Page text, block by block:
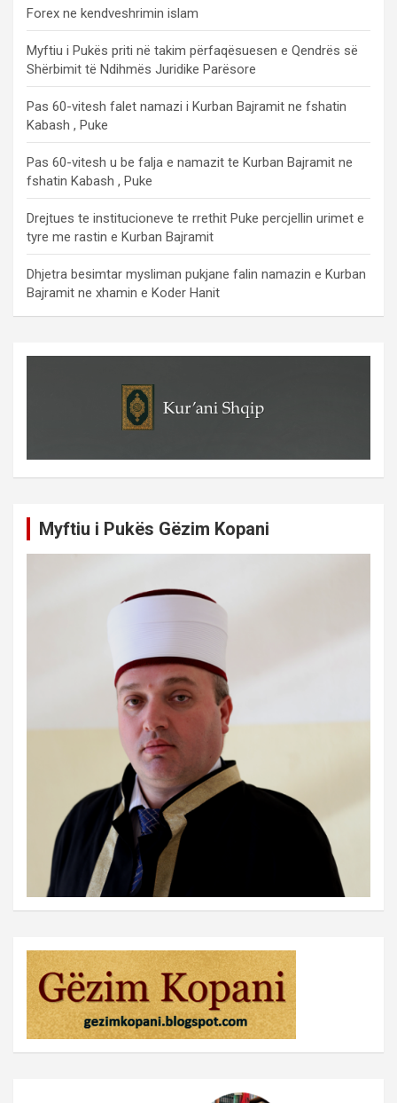
Forex ne kendveshrimin islam
Myftiu i Pukës priti në takim përfaqësuesen e Qendrës së
Shërbimit të Ndihmës Juridike Parësore
Pas 60-vitesh falet namazi i Kurban Bajramit ne fshatin
Kabash , Puke
Pas 60-vitesh u be falja e namazit te Kurban Bajramit ne
fshatin Kabash , Puke
Drejtues te institucioneve te rrethit Puke percjellin urimet e
tyre me rastin e Kurban Bajramit
Dhjetra besimtar mysliman pukjane falin namazin e Kurban
Bajramit ne xhamin e Koder Hanit
Myftiu i Pukës Gëzim Kopani